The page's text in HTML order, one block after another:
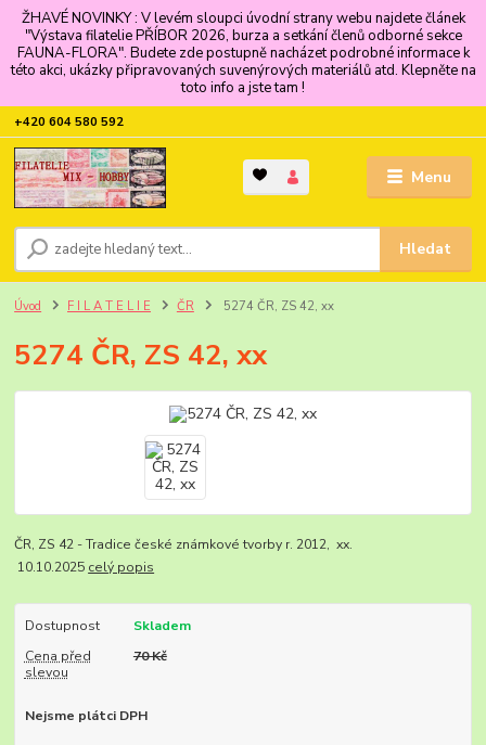
ŽHAVÉ NOVINKY : V levém sloupci úvodní strany webu najdete článek
"Výstava filatelie PŘÍBOR 2026, burza a setkání členů odborné sekce
FAUNA-FLORA". Budete zde postupně nacházet podrobné informace k
této akci, ukázky připravovaných suvenýrových materiálů atd. Klepněte na
toto info a jste tam !
Menu
Hledat
+420 604 580 592
Úvod F I L A T E L I E ČR 5274 ČR, ZS 42, xx
5274 ČR, ZS 42, xx
ČR, ZS 42 - Tradice české známkové tvorby r. 2012, xx.
10.10.2025 celý popis
Dostupnost
Skladem
Cena před
slevou
70 Kč
Nejsme plátci DPH